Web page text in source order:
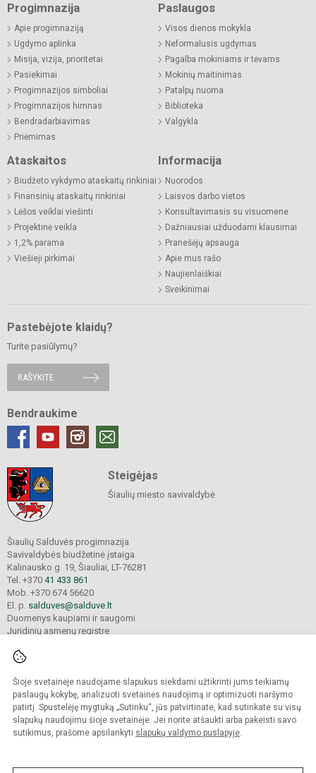
Šioje svetainėje naudojame slapukus siekdami užtikrinti jums teikiamų
paslaugų kokybę, analizuoti svetainės naudojimą ir optimizuoti naršymo
patirtį. Spustelėję mygtuką „Sutinku“, jūs patvirtinate, kad sutinkate su visų
slapukų naudojimu šioje svetainėje. Jei norite atšaukti arba pakeisti savo
sutikimus, prašome apsilankyti slapukų valdymo puslapyje.
Progimnazija
Apie progimnaziją
Ugdymo aplinka
Misija, vizija, prioritetai
Pasiekimai
Progimnazijos simboliai
Progimnazijos himnas
Bendradarbiavimas
Priėmimas
Paslaugos
Visos dienos mokykla
Neformalusis ugdymas
Pagalba mokiniams ir tėvams
Mokinių maitinimas
Patalpų nuoma
Biblioteka
Valgykla
Ataskaitos
Biudžeto vykdymo ataskaitų rinkiniai
Finansinių ataskaitų rinkiniai
Lėšos veiklai viešinti
Projektinė veikla
1,2% parama
Viešieji pirkimai
Informacija
Nuorodos
Laisvos darbo vietos
Konsultavimasis su visuomene
Dažniausiai užduodami klausimai
Pranešėjų apsauga
Apie mus rašo
Naujienlaiškiai
Sveikinimai
Pastebėjote klaidų?
Turite pasiūlymų?
RAŠYKITE
Bendraukime
Steigėjas
Šiaulių miesto savivaldybė
Šiaulių Salduvės progimnazija
Savivaldybės biudžetinė įstaiga
Kalinausko g. 19, Šiauliai, LT-76281
Tel. +370 41 433 861
Mob. +370 674 56620
El. p. salduves@salduve.lt
Duomenys kaupiami ir saugomi
Juridinių asmenų registre
© 2026. Šiaulių Salduvės progimnazija. Visos teisės saugomos.
Kopijuoti turinį be raštiško įstaigos administracijos sutikimo griežtai draudžiama.